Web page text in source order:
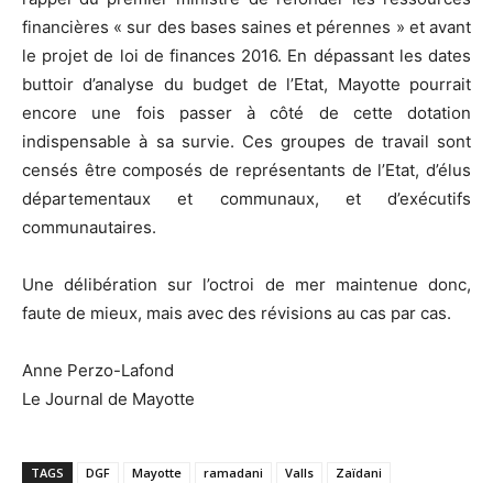
financières « sur des bases saines et pérennes » et avant
le projet de loi de finances 2016. En dépassant les dates
buttoir d’analyse du budget de l’Etat, Mayotte pourrait
encore une fois passer à côté de cette dotation
indispensable à sa survie. Ces groupes de travail sont
censés être composés de représentants de l’Etat, d’élus
départementaux et communaux, et d’exécutifs
communautaires.
Une délibération sur l’octroi de mer maintenue donc,
faute de mieux, mais avec des révisions au cas par cas.
Anne Perzo-Lafond
Le Journal de Mayotte
TAGS DGF Mayotte ramadani Valls Zaïdani